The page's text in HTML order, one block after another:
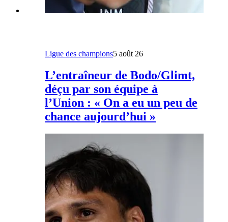
Ligue des champions5 août 26
L’entraîneur de Bodo/Glimt,
déçu par son équipe à
l’Union : « On a eu un peu de
chance aujourd’hui »